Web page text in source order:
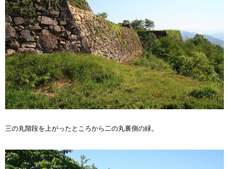
三の丸階段を上がったところから二の丸裏側の緑。